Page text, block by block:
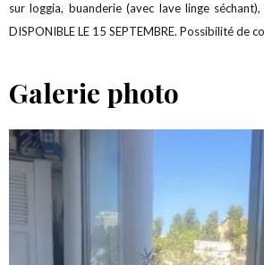
sur loggia, buanderie (avec lave linge
DISPONIBLE LE 15 SEPTEMBRE. Possibilité de
Galerie photo